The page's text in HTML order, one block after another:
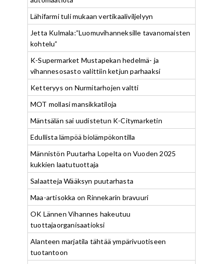
Lähifarmi tuli mukaan vertikaaliviljelyyn
Jetta Kulmala:”Luomuvihanneksille tavanomaisten
kohtelu”
K-Supermarket Mustapekan hedelmä- ja
vihannesosasto valittiin ketjun parhaaksi
Ketteryys on Nurmitarhojen valtti
MOT mollasi mansikkatiloja
Mäntsälän sai uudistetun K-Citymarketin
Edullista lämpöä biolämpökontilla
Männistön Puutarha Lopelta on Vuoden 2025
kukkien laatutuottaja
Salaatteja Wääksyn puutarhasta
Maa-artisokka on Rinnekarin bravuuri
OK Lännen Vihannes hakeutuu
tuottajaorganisaatioksi
Alanteen marjatila tähtää ympärivuotiseen
tuotantoon